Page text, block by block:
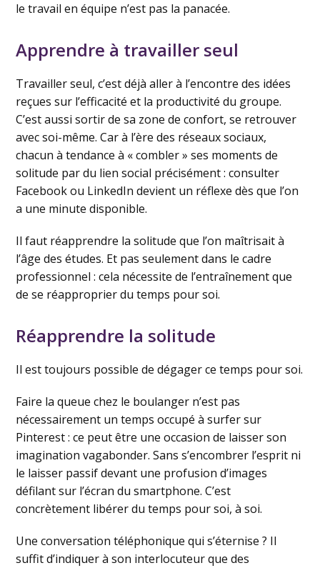
le travail en équipe n’est pas la panacée.
Apprendre à travailler seul
Travailler seul, c’est déjà aller à l’encontre des idées
reçues sur l’efficacité et la productivité du groupe.
C’est aussi sortir de sa zone de confort, se retrouver
avec soi-même. Car à l’ère des réseaux sociaux,
chacun à tendance à « combler » ses moments de
solitude par du lien social précisément : consulter
Facebook ou LinkedIn devient un réflexe dès que l’on
a une minute disponible.
Il faut réapprendre la solitude que l’on maîtrisait à
l’âge des études. Et pas seulement dans le cadre
professionnel : cela nécessite de l’entraînement que
de se réapproprier du temps pour soi.
Réapprendre la solitude
Il est toujours possible de dégager ce temps pour soi.
Faire la queue chez le boulanger n’est pas
nécessairement un temps occupé à surfer sur
Pinterest : ce peut être une occasion de laisser son
imagination vagabonder. Sans s’encombrer l’esprit ni
le laisser passif devant une profusion d’images
défilant sur l’écran du smartphone. C’est
concrètement libérer du temps pour soi, à soi.
Une conversation téléphonique qui s’éternise ? Il
suffit d’indiquer à son interlocuteur que des